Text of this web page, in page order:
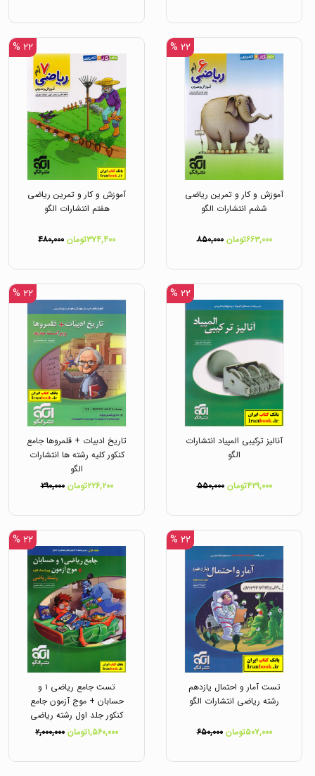
۲۲ %
آموزش و کار و تمرین ریاضی
ششم انتشارات الگو
۶۶۳,۰۰۰تومان ۸۵۰,۰۰۰
۲۲ %
آموزش و کار و تمرین ریاضی
هفتم انتشارات الگو
۳۷۴,۴۰۰تومان ۴۸۰,۰۰۰
۲۲ %
آنالیز ترکیبی المپیاد انتشارات
الگو
۴۲۹,۰۰۰تومان ۵۵۰,۰۰۰
۲۲ %
تاریخ ادبیات + قلمروها جامع
کنکور کلیه رشته ها انتشارات
الگو
۲۲۶,۲۰۰تومان
۲۹۰,۰۰۰
۲۲ %
تست آمار و احتمال یازدهم
رشته ریاضی انتشارات الگو
۵۰۷,۰۰۰تومان ۶۵۰,۰۰۰
۲۲ %
تست جامع ریاضی ۱ و
حسابان + موج آزمون جامع
کنکور جلد اول رشته ریاضی
انتشارات الگو۱,۵۶۰,۰۰۰تومان ۲,۰۰۰,۰۰۰